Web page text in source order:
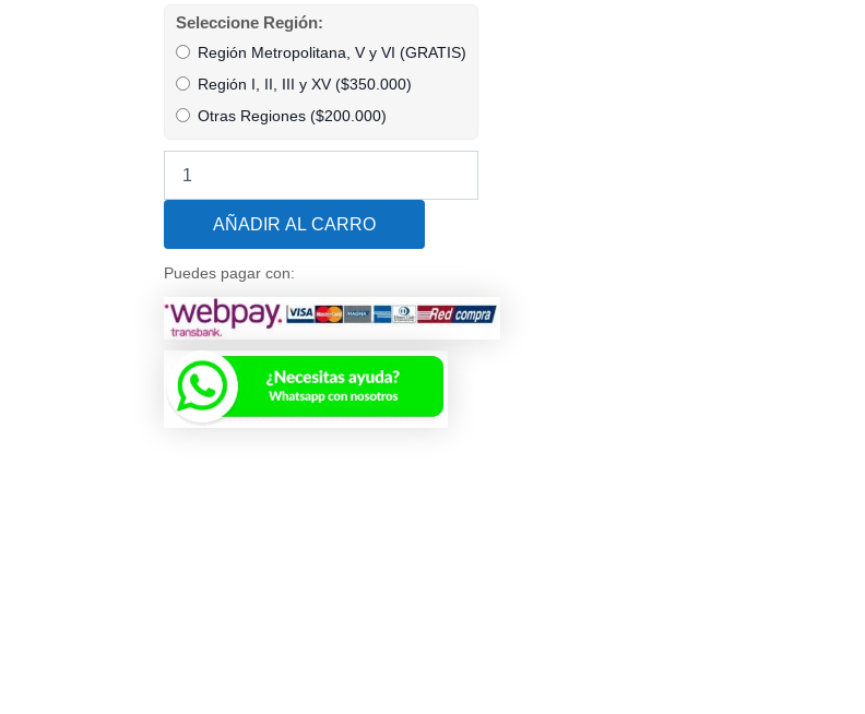
Seleccione Región:
Región Metropolitana, V y VI (GRATIS)
Región I, II, III y XV ($350.000)
Otras Regiones ($200.000)
Bomba
Calor
para
Dunner
ULTRA
Temperar
hasta
M3
INCLUYE
INSTALACIÓN
cantidad
AÑADIR AL CARRO
Puedes pagar con: